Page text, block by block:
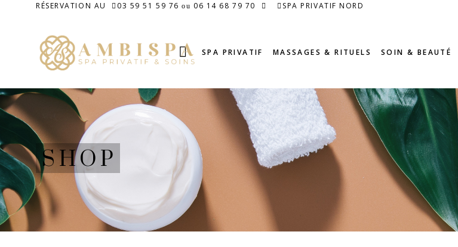
RÉSERVATION AU 03 59 51 59 76 ou 06 14 68 79 70 SPA PRIVATIF NORD
SPA PRIVATIF MASSAGES & RITUELS SOIN & BEAUTÉ
SHOP